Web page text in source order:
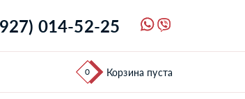
014-52-25
0 Корзина пуста